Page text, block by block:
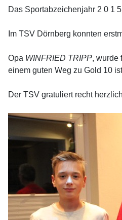
Das Sportabzeichenjahr 2 0 1
Im TSV Dörnberg konnten
Opa WINFRIED TRIPP, wurde
einem guten Weg zu Gold 10
Der TSV gratuliert recht